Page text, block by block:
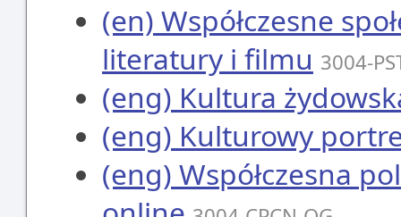
(en) Współczesne
literatury i filmu 3004-
(eng) Kultura
(eng) Kulturowy
(eng) Współczesna